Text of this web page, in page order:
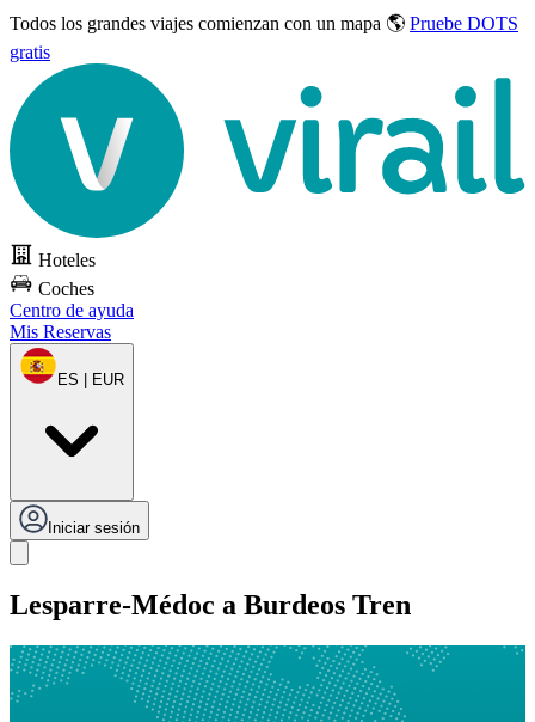
Todos los grandes viajes comienzan con un mapa 🌎 Pruebe DOTS
gratis
Hoteles
Coches
Centro de ayuda
Mis Reservas
ES | EUR
Iniciar sesión
Lesparre-Médoc a Burdeos Tren